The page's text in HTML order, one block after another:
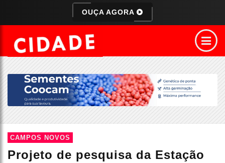
OUÇA AGORA
CAMPOS NOVOS
Projeto de pesquisa da Estação